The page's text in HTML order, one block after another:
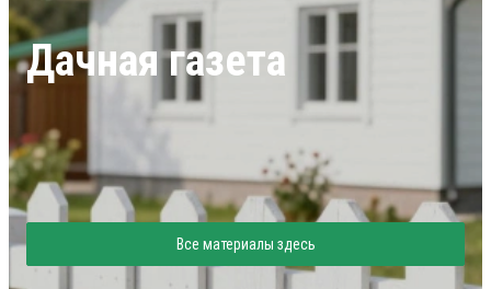
Дачная газета
Все материалы здесь